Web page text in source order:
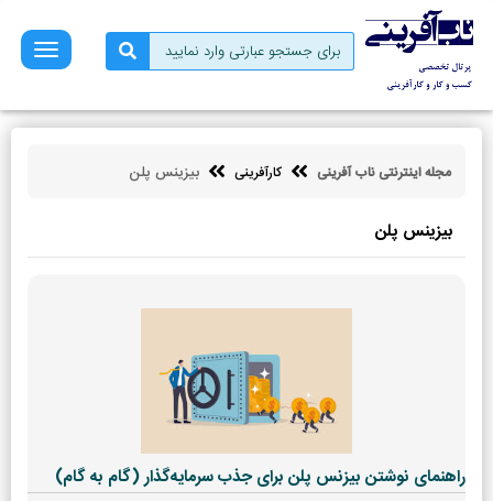
صفحه
نخست
فروش
مجله اینترنتی ناب آفرینی کارآفرینی بیزینس پلن
بیزینس پلن
راهنمای نوشتن بیزنس پلن برای جذب سرمایه‌گذار (گام به گام)